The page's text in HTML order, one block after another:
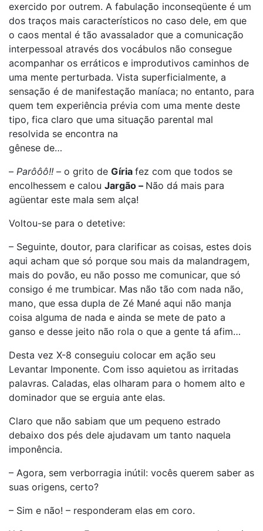
exercido por outrem. A fabulação inconseqüente é um
dos traços mais característicos no caso dele, em que
o caos mental é tão avassalador que a comunicação
interpessoal através dos vocábulos não consegue
acompanhar os erráticos e improdutivos caminhos de
uma mente perturbada. Vista superficialmente, a
sensação é de manifestação maníaca; no entanto, para
quem tem experiência prévia com uma mente deste
tipo, fica claro que uma situação parental mal
resolvida se encontra na
gênese de…
– Parôôô!! – o grito de Gíria fez com que todos se
encolhessem e calou Jargão – Não dá mais para
agüentar este mala sem alça!
Voltou-se para o detetive:
– Seguinte, doutor, para clarificar as coisas, estes dois
aqui acham que só porque sou mais da malandragem,
mais do povão, eu não posso me comunicar, que só
consigo é me trumbicar. Mas não tão com nada não,
mano, que essa dupla de Zé Mané aqui não manja
coisa alguma de nada e ainda se mete de pato a
ganso e desse jeito não rola o que a gente tá afim…
Desta vez X-8 conseguiu colocar em ação seu
Levantar Imponente. Com isso aquietou as irritadas
palavras. Caladas, elas olharam para o homem alto e
dominador que se erguia ante elas.
Claro que não sabiam que um pequeno estrado
debaixo dos pés dele ajudavam um tanto naquela
imponência.
– Agora, sem verborragia inútil: vocês querem saber as
suas origens, certo?
– Sim e não! – responderam elas em coro.